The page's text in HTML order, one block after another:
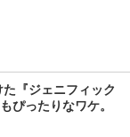
『ジェニフィック
ぴったりなワケ。